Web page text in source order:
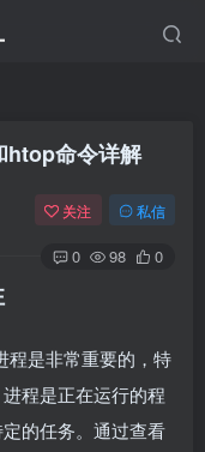
htop命令详解
关注 私信
0 98 0
程是非常重要的，特
程是正在运行的程
的任务。通过查看